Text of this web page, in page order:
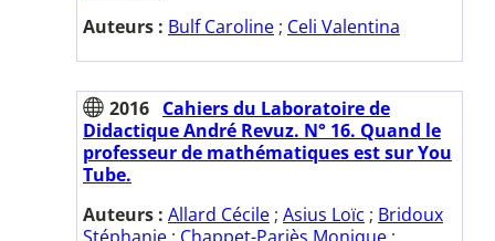
Auteurs : Bulf Caroline ; Celi Valentina
2016 Cahiers du Laboratoire de
Didactique André Revuz. N° 16. Quand le
professeur de mathématiques est sur You
Tube.
Auteurs : Allard Cécile ; Asius Loïc ; Bridoux